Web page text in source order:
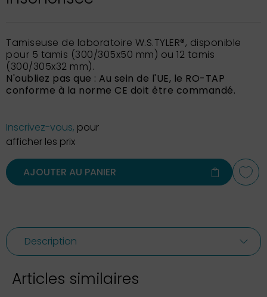
Tamiseuse de laboratoire W.S.TYLER®, disponible
pour 5 tamis (300/305x50 mm) ou 12 tamis
(300/305x32 mm).
N'oubliez pas que : Au sein de l'UE, le RO-TAP
conforme à la norme CE doit être commandé.
Inscrivez-vous, pour
afficher les prix
AJOUTER AU PANIER
Description
Articles similaires